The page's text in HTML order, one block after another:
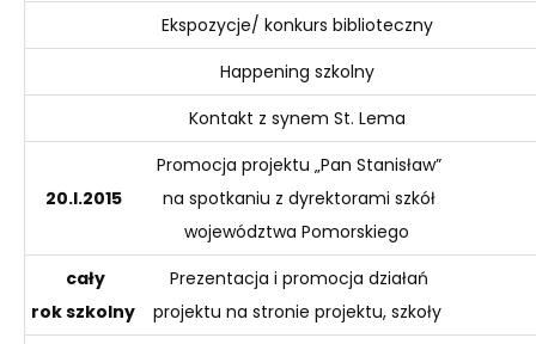
Ekspozycje/ konkurs biblioteczny
Happening szkolny
Kontakt z synem St. Lema
20.I.2015
Promocja projektu „Pan Stanisław”
na spotkaniu z dyrektorami szkół
województwa Pomorskiego
cały
rokszkolny
Prezentacja i promocja działań
projektu na stronie projektu, szkoły